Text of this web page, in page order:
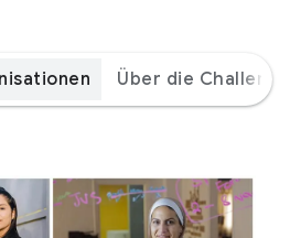
Über die Challenge